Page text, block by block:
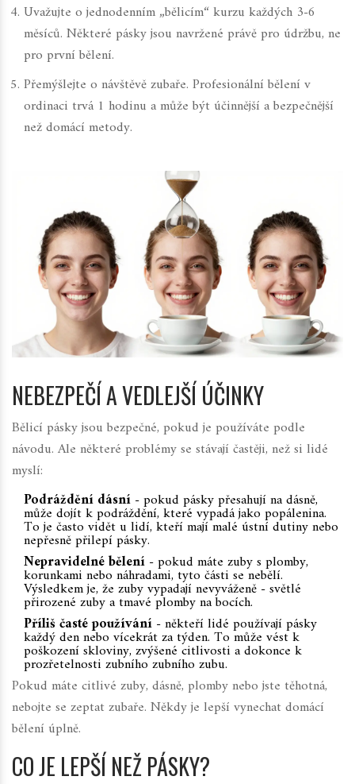
Uvažujte o jednodenním „bělicím“ kurzu každých 3-6
měsíců. Některé pásky jsou navržené právě pro údržbu, ne
pro první bělení.
Přemýšlejte o návštěvě zubaře. Profesionální bělení v
ordinaci trvá 1 hodinu a může být účinnější a bezpečnější
než domácí metody.
NEBEZPEČÍ A VEDLEJŠÍ ÚČINKY
Bělicí pásky jsou bezpečné, pokud je používáte podle
návodu. Ale některé problémy se stávají častěji, než si lidé
myslí:
Podráždění dásní - pokud pásky přesahují na dásně,
může dojít k podráždění, které vypadá jako popálenina.
To je často vidět u lidí, kteří mají malé ústní dutiny nebo
nepřesně přilepí pásky.
Nepravidelné bělení - pokud máte zuby s plomby,
korunkami nebo náhradami, tyto části senebělí.
Výsledkem je, že zuby vypadají nevyváženě - světlé
přirozené zuby a tmavé plomby na bocích.
Příliš časté používání - někteří lidé používají pásky
každý den nebo vícekrát za týden. To může vést k
poškození skloviny, zvýšené citlivosti a dokonce k
prozřetelnosti zubního zubního zubu.
Pokud máte citlivé zuby, dásně, plomby nebo jste těhotná,
nebojte se zeptat zubaře. Někdy je lepší vynechat domácí
bělení úplně.
CO JE LEPŠÍ NEŽ PÁSKY?